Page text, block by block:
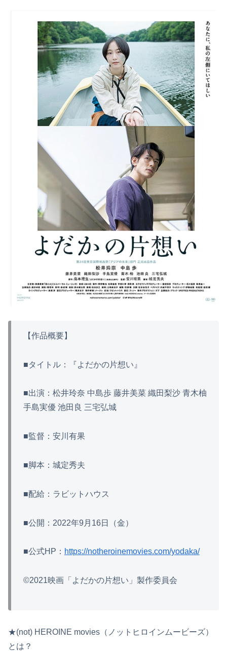
【作品概要】
■タイトル：『よだかの片想い』
■出演：松井玲奈 中島歩 藤井美菜 織田梨沙 青木柚
手島実優 池田良 三宅弘城
■監督：安川有果
■脚本：城定秀夫
■配給：ラビットハウス
■公開：2022年9月16日（金）
■公式HP： https://notheroinemovies.com/yodaka/
©2021映画「よだかの片想い」製作委員会
★(not) HEROINE movies（ノットヒロインムービーズ）
とは？